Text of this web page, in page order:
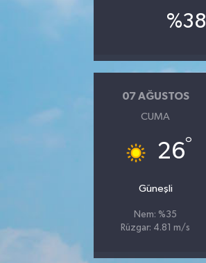
%38
07 AĞUSTOS
CUMA
26°
Güneşli
Nem: %35
Rüzgar: 4.81 m/s